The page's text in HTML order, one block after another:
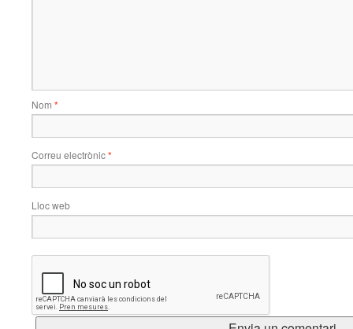
Nom *
Correu electrònic*
Lloc web